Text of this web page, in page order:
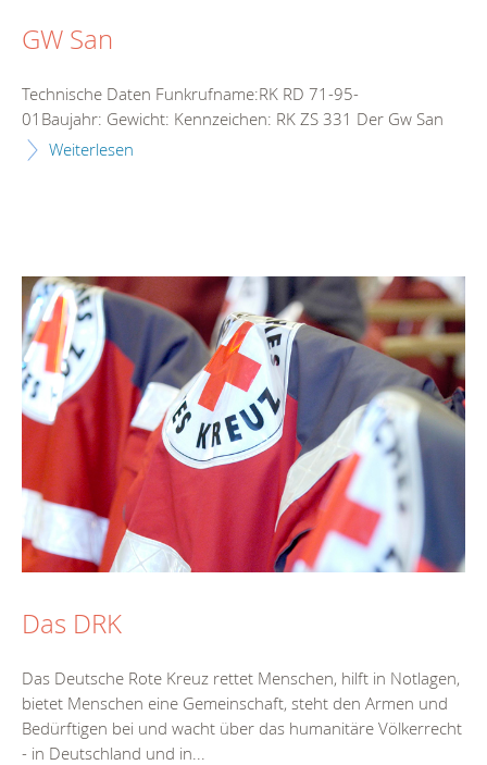
GW San
Technische Daten Funkrufname:RK RD 71-95-
01Baujahr: Gewicht: Kennzeichen: RK ZS 331 Der Gw San
Weiterlesen
Das DRK
Das Deutsche Rote Kreuz rettet Menschen, hilft in Notlagen,
bietet Menschen eine Gemeinschaft, steht den Armen und
Bedürftigen bei und wacht über das humanitäre Völkerrecht
- in Deutschland und in...